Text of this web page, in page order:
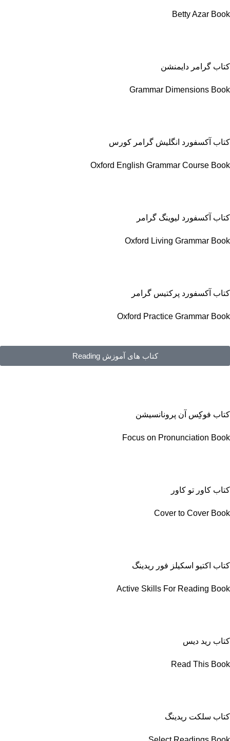
Betty Azar Book
کتاب گرامر دایمنشن
Grammar Dimensions Book
کتاب آکسفورد انگلیش گرامر کورس
Oxford English Grammar Course Book
کتاب آکسفورد لیوینگ گرامر
Oxford Living Grammar Book
کتاب آکسفورد پرکتیس گرامر
Oxford Practice Grammar Book
کتاب های آموزش Reading
کتاب فوکِس آن پرونانسیشن
Focus on Pronunciation Book
کتاب کاور تو کاور
Cover to Cover Book
کتاب اکتیو اسکیلز فور ریدینگ
Active Skills For Reading Book
کتاب رید دیس
Read This Book
کتاب سلکت ریدینگ